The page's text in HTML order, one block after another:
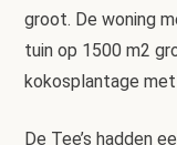
groot. De woning
tuin op 1500 m2
kokosplantage
De Tee’s hadden